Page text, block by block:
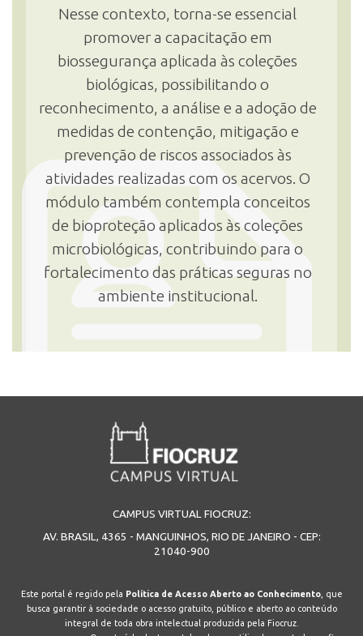
Nesse contexto, torna-se essencial
promover a capacitação em
biossegurança aplicada às coleções
biológicas, possibilitando o
reconhecimento, a análise e a adoção de
medidas de contenção, mitigação e
prevenção de riscos associados às
atividades realizadas com os acervos. O
módulo também contempla conceitos
de bioproteção aplicados às coleções
microbiológicas, contribuindo para o
fortalecimento das práticas seguras no
ambiente institucional.
CAMPUS VIRTUAL FIOCRUZ:
AV. BRASIL, 4365 - MANGUINHOS, RIO DE JANEIRO - CEP:
21040-900
Este portal é regido pela Política de Acesso Aberto ao Conhecimento, que
busca garantir à sociedade o acesso gratuito, público e aberto ao conteúdo
integral de toda obra intelectual produzida pela Fiocruz.